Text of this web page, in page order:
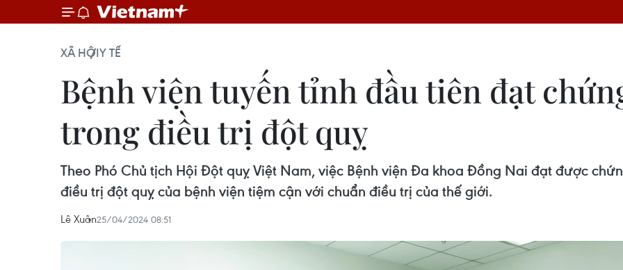
XÃ HỘIY TẾ
Bệnh viện tuyến tỉnh đầu tiên đạt
trong điều trị đột quỵ
Theo Phó Chủ tịch Hội Đột quỵ Việt Nam, việc Bệnh viện Đa khoa Đồng Nai đạt được
điều trị đột quỵ của bệnh viện tiệm cận với chuẩn điều trị của thế giới.
Lê Xuân25/04/2024 08:51